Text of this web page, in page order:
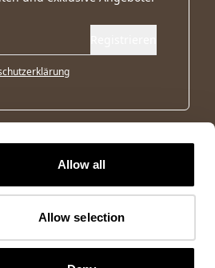
Allow all
Allow selection